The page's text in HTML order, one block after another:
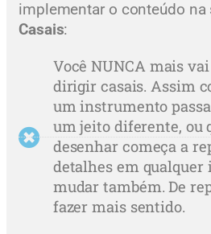
implementar o conteúdo na
Casais:
Você NUNCA mais
dirigir casais. Assim
um instrumento
um jeito diferente, ou
desenhar começa a
detalhes em qualquer
mudar também. De
fazer mais sentido.